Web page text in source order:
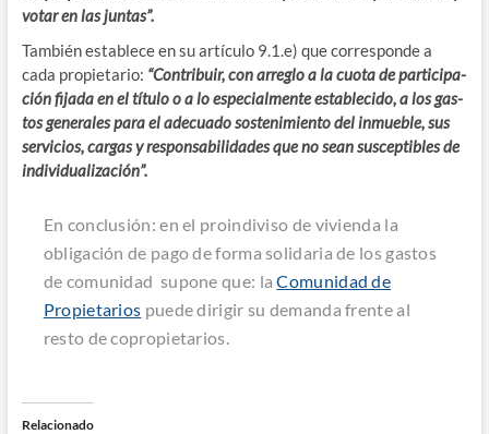
votar en las juntas”.
Tam­bién esta­ble­ce en su artícu­lo 9.1.e) que corres­pon­de a
cada pro­pie­ta­rio: “Con­tri­buir, con arre­glo a la cuo­ta de par­ti­ci­pa­
ción fija­da en el títu­lo o a lo espe­cial­men­te esta­ble­ci­do, a los gas­
tos gene­ra­les para el ade­cua­do sos­te­ni­mien­to del inmue­ble, sus
ser­vi­cios, car­gas y res­pon­sa­bi­li­da­des que no sean sus­cep­ti­bles de
individualización”.
En con­clu­sión: en el proin­di­vi­so de vivien­da la
obli­ga­ción de pago de for­ma soli­da­ria de los gas­tos
de comu­ni­dad supo­ne que: laComu­ni­dad de
Pro­pie­ta­rios pue­de diri­gir su deman­da fren­te al
res­to de copropietarios.
Relacionado